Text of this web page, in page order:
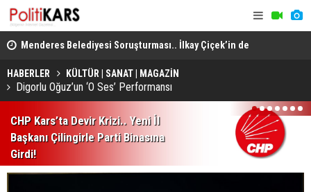
Menderes Belediyesi Soruşturması.. İlkay Çiçek’in de
Aralarında Olduğu 10 Kişi Tutuklandı!
HABERLER KÜLTÜR | SANAT | MAGAZİN
Digorlu Oğuz’un ‘O Ses’ Performansı
CHP Kars’ta Devir Krizi.. Yeni İl
Başkanı Çilingirle Parti Binasına
Girdi!
1 2 3 4 5 6 7